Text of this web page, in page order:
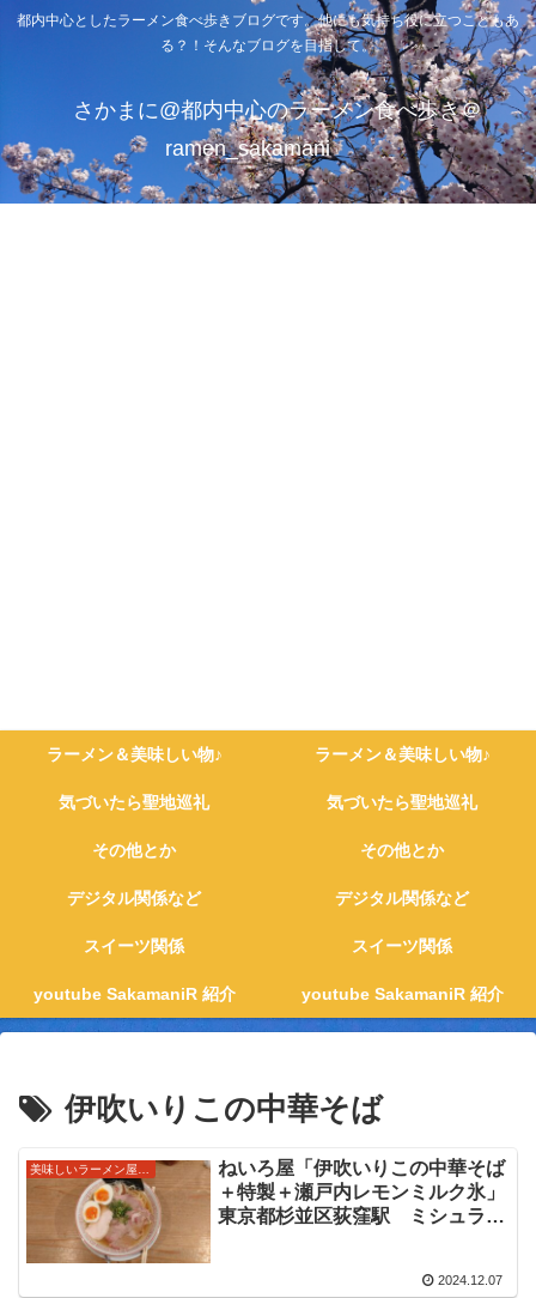
都内中心としたラーメン食べ歩きブログです。他にも気持ち役に立つこともあ
る？！そんなブログを目指して。
さかまに@都内中心のラーメン食べ歩き＠
ramen_sakamani
ラーメン＆美味しい物♪ ラーメン＆美味しい物♪
気づいたら聖地巡礼 気づいたら聖地巡礼
その他とか その他とか
デジタル関係など デジタル関係など
スイーツ関係 スイーツ関係
youtube SakamaniR 紹介 youtube SakamaniR 紹介
伊吹いりこの中華そば
ねいろ屋「伊吹いりこの中華そば
＋特製＋瀬戸内レモンミルク氷」
東京都杉並区荻窪駅 ミシュラン
2024.12.07